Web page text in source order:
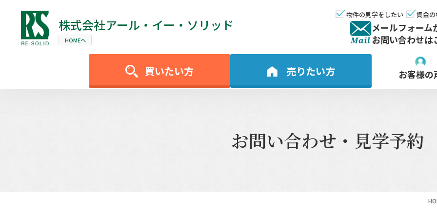
株式会社アール・イー・ソリッド
HOMEへ
物件の見学をしたい 資金
メールフォーム
お問い合わせは
買いたい方 売りたい方 お客様の
お問い合わせ・見学予約